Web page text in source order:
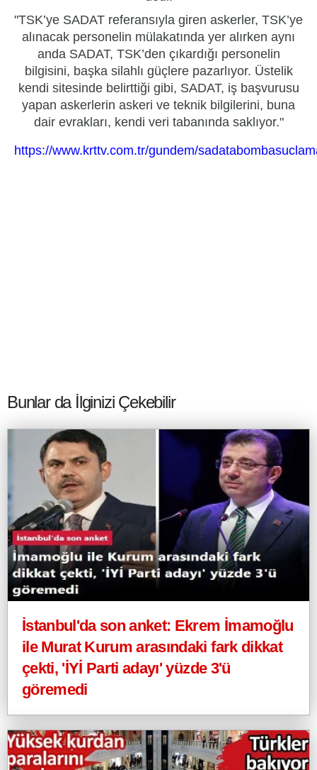
"TSK’ye SADAT referansıyla giren askerler, TSK’ye
alınacak personelin mülakatında yer alırken aynı
anda SADAT, TSK’den çıkardığı personelin
bilgisini, başka silahlı güçlere pazarlıyor. Üstelik
kendi sitesinde belirttiği gibi, SADAT, iş başvurusu
yapan askerlerin askeri ve teknik bilgilerini, buna
dair evrakları, kendi veri tabanında saklıyor."
https://www.krttv.com.tr/gundem/
Bunlar da İlginizi Çekebilir
İstanbul'da son anket: Ekrem İmamoğlu
ile Murat Kurum arasındaki fark dikkat
çekti, 'İYİ Parti adayı' yüzde 3'ü
göremedi